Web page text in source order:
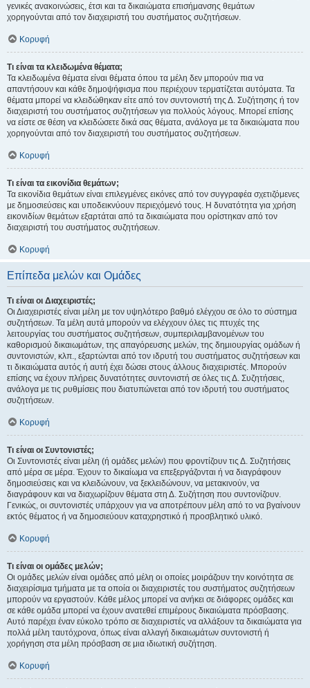
γενικές ανακοινώσεις, έτσι και τα δικαιώματα επισήμανσης θεμάτων
χορηγούνται από τον διαχειριστή του συστήματος συζητήσεων.
Κορυφή
Τι είναι τα κλειδωμένα θέματα;
Τα κλειδωμένα θέματα είναι θέματα όπου τα μέλη δεν μπορούν πια να
απαντήσουν και κάθε δημοψήφισμα που περιέχουν τερματίζεται αυτόματα. Τα
θέματα μπορεί να κλειδώθηκαν είτε από τον συντονιστή της Δ. Συζήτησης ή τον
διαχειριστή του συστήματος συζητήσεων για πολλούς λόγους. Μπορεί επίσης
να είστε σε θέση να κλειδώσετε δικά σας θέματα, ανάλογα με τα δικαιώματα που
χορηγούνται από τον διαχειριστή του συστήματος συζητήσεων.
Κορυφή
Τι είναι τα εικονίδια θεμάτων;
Τα εικονίδια θεμάτων είναι επιλεγμένες εικόνες από τον συγγραφέα σχετιζόμενες
με δημοσιεύσεις και υποδεικνύουν περιεχόμενό τους. Η δυνατότητα για χρήση
εικονιδίων θεμάτων εξαρτάται από τα δικαιώματα που ορίστηκαν από τον
διαχειριστή του συστήματος συζητήσεων.
Κορυφή
Επίπεδα μελών και Ομάδες
Τι είναι οι Διαχειριστές;
Οι Διαχειριστές είναι μέλη με τον υψηλότερο βαθμό ελέγχου σε όλο το σύστημα
συζητήσεων. Τα μέλη αυτά μπορούν να ελέγχουν όλες τις πτυχές της
λειτουργίας του συστήματος συζητήσεων, συμπεριλαμβανομένων του
καθορισμού δικαιωμάτων, της απαγόρευσης μελών, της δημιουργίας ομάδων ή
συντονιστών, κλπ., εξαρτώνται από τον ιδρυτή του συστήματος συζητήσεων και
τι δικαιώματα αυτός ή αυτή έχει δώσει στους άλλους διαχειριστές. Μπορούν
επίσης να έχουν πλήρεις δυνατότητες συντονιστή σε όλες τις Δ. Συζητήσεις,
ανάλογα με τις ρυθμίσεις που διατυπώνεται από τον ιδρυτή του συστήματος
συζητήσεων.
Κορυφή
Τι είναι οι Συντονιστές;
Οι Συντονιστές είναι μέλη (ή ομάδες μελών) που φροντίζουν τις Δ. Συζητήσεις
από μέρα σε μέρα. Έχουν το δικαίωμα να επεξεργάζονται ή να διαγράφουν
δημοσιεύσεις και να κλειδώνουν, να ξεκλειδώνουν, να μετακινούν, να
διαγράφουν και να διαχωρίζουν θέματα στη Δ. Συζήτηση που συντονίζουν.
Γενικώς, οι συντονιστές υπάρχουν για να αποτρέπουν μέλη από το να βγαίνουν
εκτός θέματος ή να δημοσιεύουν καταχρηστικό ή προσβλητικό υλικό.
Κορυφή
Τι είναι οι ομάδες μελών;
Οι ομάδες μελών είναι ομάδες από μέλη οι οποίες μοιράζουν την κοινότητα σε
διαχειρίσιμα τμήματα με τα οποία οι διαχειριστές του συστήματος συζητήσεων
μπορούν να εργαστούν. Κάθε μέλος μπορεί να ανήκει σε διάφορες ομάδες και
σε κάθε ομάδα μπορεί να έχουν ανατεθεί επιμέρους δικαιώματα πρόσβασης.
Αυτό παρέχει έναν εύκολο τρόπο σε διαχειριστές να αλλάξουν τα δικαιώματα για
πολλά μέλη ταυτόχρονα, όπως είναι αλλαγή δικαιωμάτων συντονιστή ή
χορήγηση στα μέλη πρόσβαση σε μια ιδιωτική συζήτηση.
Κορυφή